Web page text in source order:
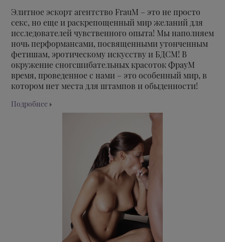
Элитное эскорт агентство FrauM – это не просто
секс, но еще и раскрепощенный мир желаний для
исследователей чувственного опыта! Мы наполняем
ночь перформансами, посвященными утонченным
фетишам, эротическому искусству и БДСМ! В
окружение сногсшибательных красоток ФрауМ
время, проведенное с нами – это особенный мир, в
котором нет места для штампов и обыденности!
Подробнее